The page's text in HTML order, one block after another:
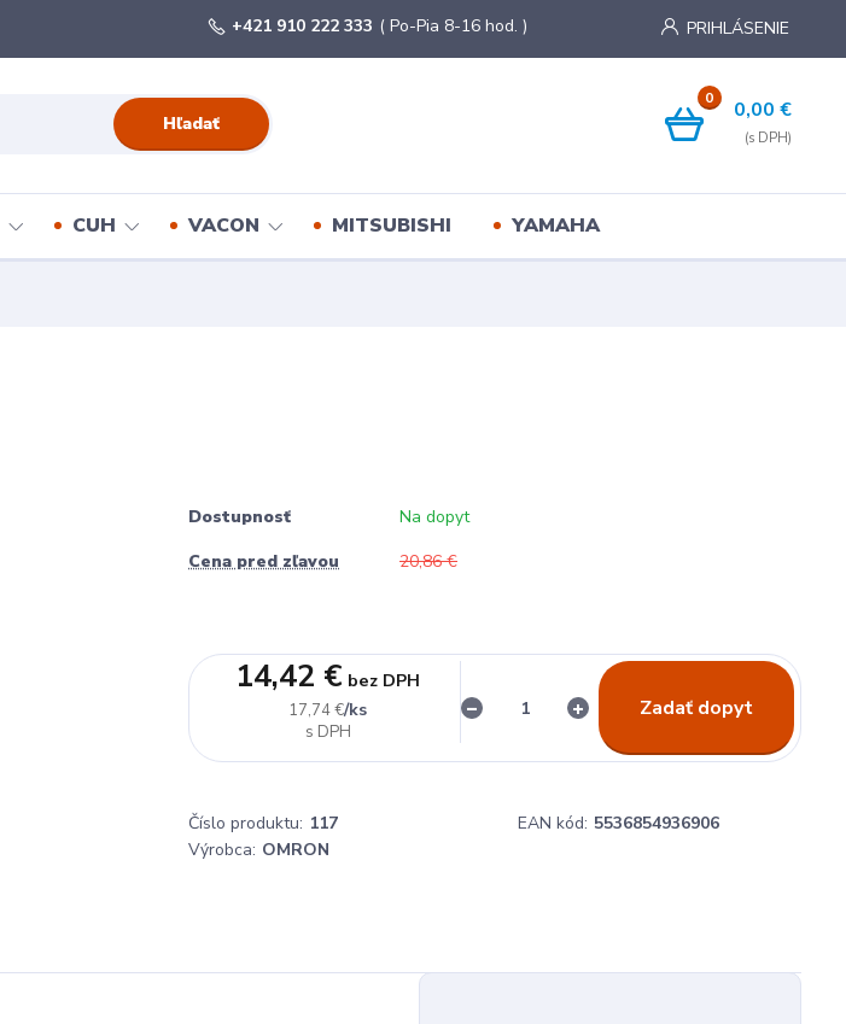
PRIHLÁSENIE
Hľadať
+421 910 222 333 ( Po-Pia 8-16 hod. )
0 0,00 €
CUH VACON MITSUBISHI YAMAHA
Dostupnosť
Na dopyt
Cena pred zľavou
20,86 €
17,74 €/ks
14,42 € bez DPH
Zadať dopyt
Číslo produktu: 117 EAN kód: 5536854936906
Výrobca: OMRON